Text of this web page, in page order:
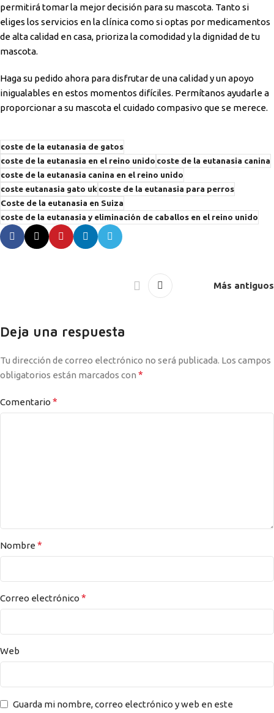
permitirá tomar la mejor decisión para su mascota. Tanto si
eliges los servicios en la clínica como si optas por medicamentos
de alta calidad en casa, prioriza la comodidad y la dignidad de tu
mascota.
Haga su pedido ahora para disfrutar de una calidad y un apoyo
inigualables en estos momentos difíciles. Permítanos ayudarle a
proporcionar a su mascota el cuidado compasivo que se merece.
coste de la eutanasia de gatos
coste de la eutanasia en el reino unidocoste de la eutanasia canina
coste de la eutanasia canina en el reino unido
coste eutanasia gato ukcoste de la eutanasia para perros
Coste de la eutanasia en Suiza
coste de la eutanasia y eliminación de caballos en el reino unido
Más antiguos
Deja una respuesta
Tu dirección de correo electrónico no será publicada. Los campos
obligatorios están marcados con *
Comentario *
Nombre *
Correo electrónico *
Web
Guarda mi nombre, correo electrónico y web en este